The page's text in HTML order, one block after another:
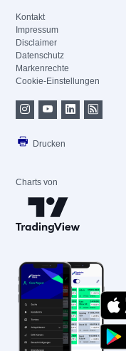
Kontakt
Impressum
Disclaimer
Datenschutz
Markenrechte
Cookie-Einstellungen
Drucken
Charts von